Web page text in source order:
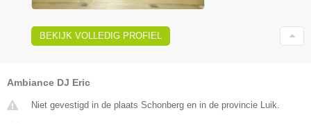
BEKIJK VOLLEDIG PROFIEL
Ambiance DJ Eric
Niet gevestigd in de plaats Schonberg en in de provincie Luik.